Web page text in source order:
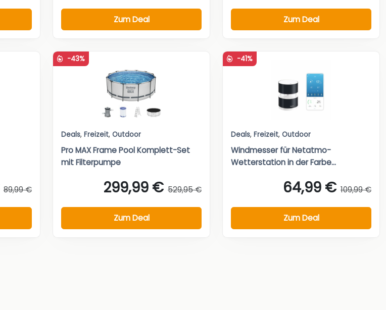
Zum Deal Zum Deal
89,99 €
-43%
Deals, Freizeit, Outdoor
Pro MAX Frame Pool Komplett-Set
mit Filterpumpe
299,99 € 529,95 €
Zum Deal
-41%
Deals, Freizeit, Outdoor
Windmesser für Netatmo-
Wetterstation in der Farbe...
64,99 € 109,99 €
Zum Deal